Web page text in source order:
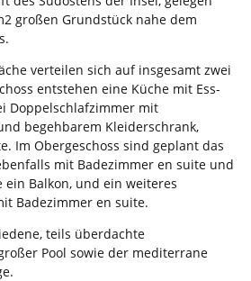
großen Grundstück nahe dem
verteilen sich auf insgesamt zwei
entstehen eine Küche mit Ess-
Doppelschlafzimmer mit
begehbarem Kleiderschrank,
Im Obergeschoss sind geplant das
mit Badezimmer en suite und
ein Balkon, und ein weiteres
Badezimmer en suite.
teils überdachte
Pool sowie der mediterrane